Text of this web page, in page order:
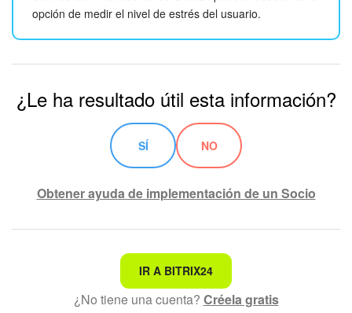
opción de medir el nivel de estrés del usuario.
¿Le ha resultado útil esta información?
SÍ NO
Obtener ayuda de implementación de un Socio
No es lo que estoy buscando
Texto complicado e incomprensible
IR A BITRIX24
¿No tiene una cuenta? Créela gratis